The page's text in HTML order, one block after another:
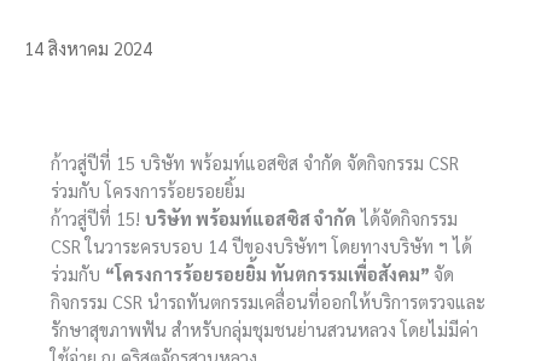
14 สิงหาคม 2024
ก้าวสู่ปีที่ 15 บริษัท พร้อมท์แอสซิส จำกัด จัดกิจกรรม CSR
ร่วมกับ โครงการร้อยรอยยิ้ม
ก้าวสู่ปีที่ 15! บริษัท พร้อมท์แอสซิส จำกัด ได้จัดกิจกรรม
CSR ในวาระครบรอบ 14 ปีของบริษัทฯ โดยทางบริษัท​ ฯ ได้
ร่วมกับ “โครงการร้อยรอยยิ้ม ทันตกรรมเพื่อสังคม” จัด
กิจกรรม CSR นำรถทันตกรรมเคลื่อนที่ออกให้บริการตรวจและ
รักษาสุขภาพฟัน สำหรับกลุ่มชุมชนย่านสวนหลวง โดยไม่มีค่า